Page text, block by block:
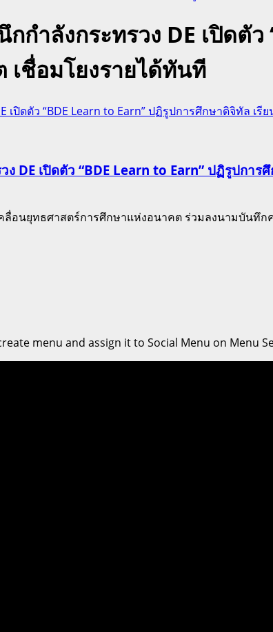
กกำลังกระทรวง DE เปิด
เชื่อมโยงรายได้ทันที
เปิดตัว “BDE Learn to Earn” ปฏิรูปการศึกษาดิจิทัล เ
ง DE เปิดตัว “BDE Learn to Earn” ปฏิรูปกา
ธศาสตร์การศึกษาแห่งอนาคต ร่วมลงนามบันทึกคว
menu and assign it to Social Menu on Menu